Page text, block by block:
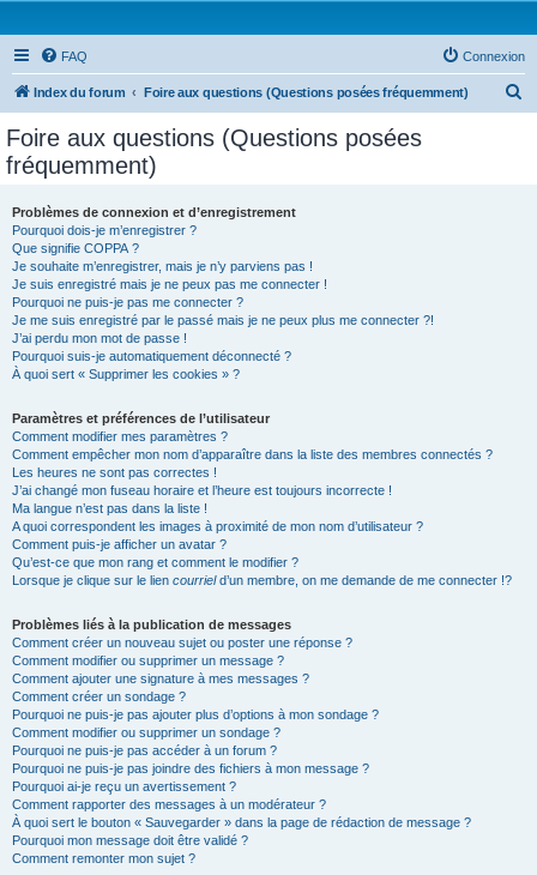
FAQ Connexion
Index du forum Foire aux questions (Questions posées fréquemment)
Foire aux questions (Questions posées
fréquemment)
Problèmes de connexion et d’enregistrement
Pourquoi dois-je m’enregistrer ?
Que signifie COPPA ?
Je souhaite m’enregistrer, mais je n’y parviens pas !
Je suis enregistré mais je ne peux pas me connecter !
Pourquoi ne puis-je pas me connecter ?
Je me suis enregistré par le passé mais je ne peux plus me connecter ?!
J’ai perdu mon mot de passe !
Pourquoi suis-je automatiquement déconnecté ?
À quoi sert « Supprimer les cookies » ?
Paramètres et préférences de l’utilisateur
Comment modifier mes paramètres ?
Comment empêcher mon nom d’apparaître dans la liste des membres connectés ?
Les heures ne sont pas correctes !
J’ai changé mon fuseau horaire et l’heure est toujours incorrecte !
Ma langue n’est pas dans la liste !
A quoi correspondent les images à proximité de mon nom d’utilisateur ?
Comment puis-je afficher un avatar ?
Qu’est-ce que mon rang et comment le modifier ?
Lorsque je clique sur le lien courrield’un membre, on me demande de me connecter !?
Problèmes liés à la publication de messages
Comment créer un nouveau sujet ou poster une réponse ?
Comment modifier ou supprimer un message ?
Comment ajouter une signature à mes messages ?
Comment créer un sondage ?
Pourquoi ne puis-je pas ajouter plus d’options à mon sondage ?
Comment modifier ou supprimer un sondage ?
Pourquoi ne puis-je pas accéder à un forum ?
Pourquoi ne puis-je pas joindre des fichiers à mon message ?
Pourquoi ai-je reçu un avertissement ?
Comment rapporter des messages à un modérateur ?
À quoi sert le bouton « Sauvegarder » dans la page de rédaction de message ?
Pourquoi mon message doit être validé ?
Comment remonter mon sujet ?